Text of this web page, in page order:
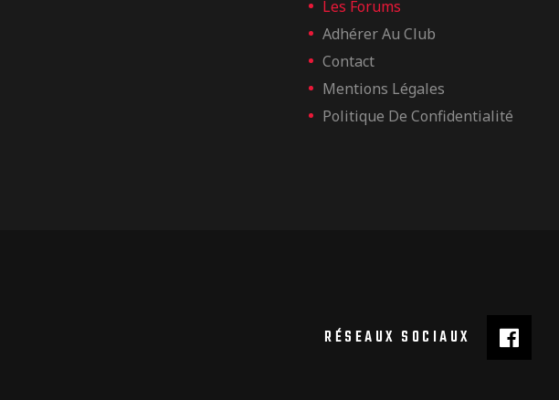
Les Forums
Adhérer Au Club
Contact
Mentions Légales
Politique De Confidentialité
RÉSEAUX SOCIAUX